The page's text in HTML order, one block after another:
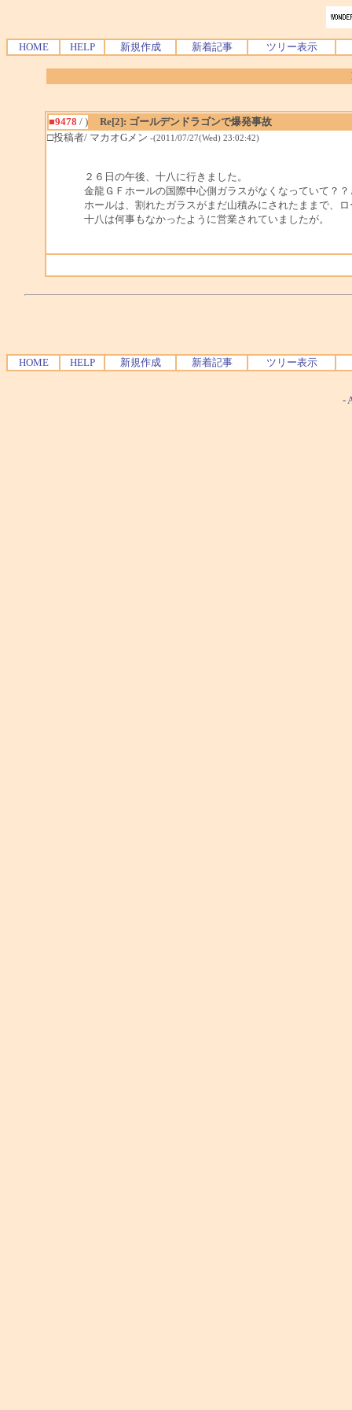
HOME HELP 新規作成 新着記事 ツリー表示
■9478 / )
Re[2]: ゴールデンドラゴンで爆発事故
□投稿者/ マカオGメン -(2011/07/27(Wed) 23:02:42)
２６日の午後、十八に行きました。
金龍ＧＦホールの国際中心側ガラスがなくなっていて？
ホールは、割れたガラスがまだ山積みにされたままで、
十八は何事もなかったように営業されていましたが。
HOME HELP 新規作成 新着記事 ツリー表示
-